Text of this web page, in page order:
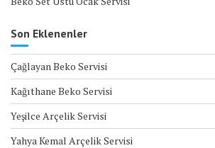
Son Eklenenler
Çağlayan Beko Servisi
Kağıthane Beko Servisi
Yeşilce Arçelik Servisi
Yahya Kemal Arçelik Servisi